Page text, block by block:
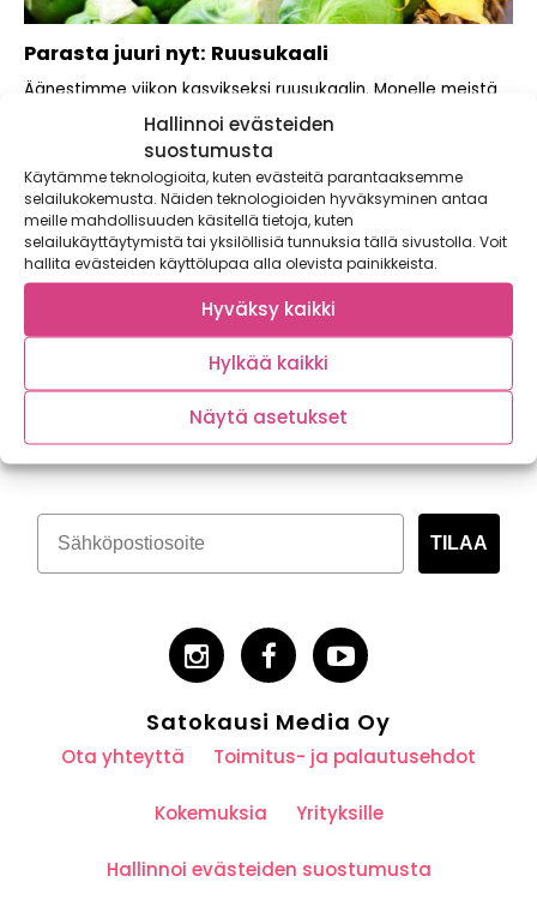
Hallinnoi evästeiden
suostumusta
Käytämme teknologioita, kuten evästeitä parantaaksemme
selailukokemusta. Näiden teknologioiden hyväksyminen antaa
meille mahdollisuuden käsitellä tietoja, kuten
selailukäyttäytymistä tai yksilöllisiä tunnuksia tällä sivustolla. Voit
hallita evästeiden käyttölupaa alla olevista painikkeista.
Hyväksy kaikki
Hylkää kaikki
Näytä asetukset
Parasta juuri nyt: Ruusukaali
Äänestimme viikon kasvikseksi ruusukaalin. Monelle meistä
ruusukaali ei valitettavasti herätä vahvaa mielikuvaa
sesonkiherkusta. Ruusukaalin...
Tilaa kasvispitoinen uutiskirje
TILAA
Satokausi Media Oy
Ota yhteyttä Toimitus- ja palautusehdot
Kokemuksia Yrityksille
Hallinnoi evästeiden suostumusta